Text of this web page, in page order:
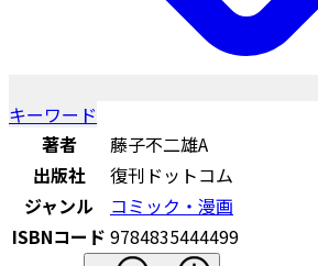
キーワード
著者
藤子不二雄A
出版社
復刊ドットコム
ジャンル
コミック・漫画
ISBNコード 9784835444499